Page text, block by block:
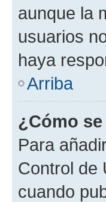
aunque la
usuarios
haya
Arriba
¿Cómo
Para
Control de
cuando